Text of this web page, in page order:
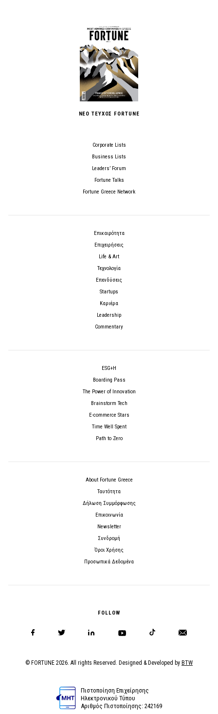
ΝΕΟ ΤΕΥΧΟΣ FORTUNE
Corporate Lists
Business Lists
Leaders’ Forum
Fortune Talks
Fortune Greece Network
Επικαιρότητα
Επιχειρήσεις
Life & Art
Τεχνολογία
Επενδύσεις
Startups
Καριέρα
Leadership
Commentary
ESG+H
Boarding Pass
The Power of Innovation
Brainstorm Tech
E-commerce Stars
Time Well Spent
Path to Zero
About Fortune Greece
Ταυτότητα
Δήλωση Συμμόρφωσης
Επικοινωνία
Newsletter
Συνδρομή
Όροι Χρήσης
Προσωπικά Δεδομένα
FOLLOW
© FORTUNE 2026. All rights Reserved. Designed & Developed by BTW
Πιστοποίηση Επιχείρησης
Ηλεκτρονικού Τύπου
Αριθμός Πιστοποίησης: 242169